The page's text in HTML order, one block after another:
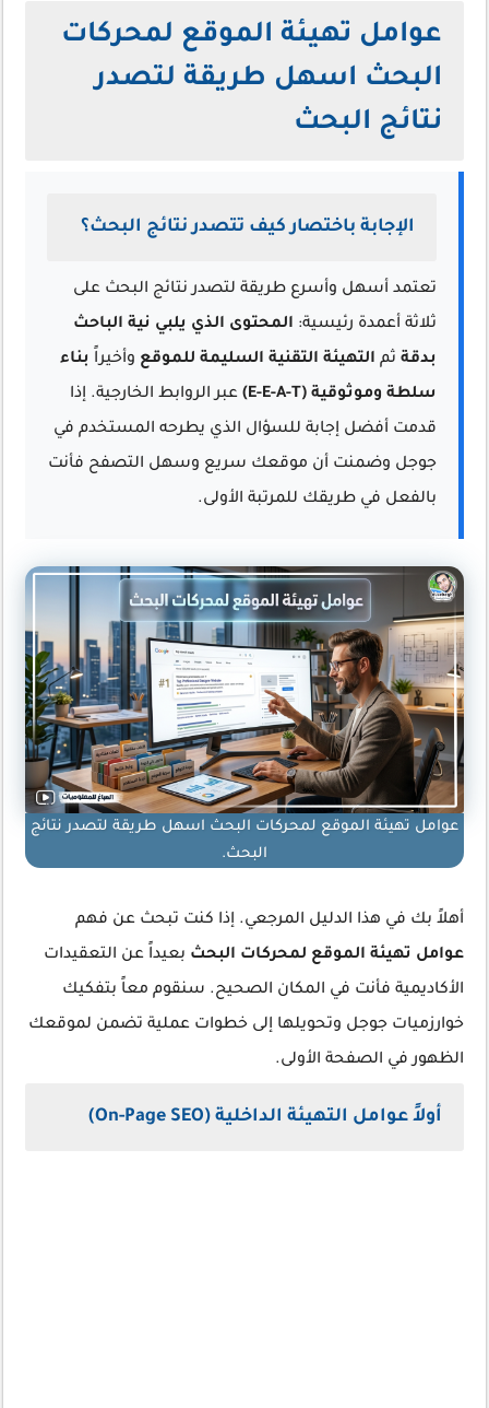
عوامل تهيئة الموقع لمحركات
البحث اسهل طريقة لتصدر
نتائج البحث
الإجابة باختصار كيف تتصدر نتائج البحث؟
تعتمد أسهل وأسرع طريقة لتصدر نتائج البحث على
ثلاثة أعمدة رئيسية: المحتوى الذي يلبي نية الباحث
بدقة ثم التهيئة التقنية السليمة للموقع وأخيراً بناء
سلطة وموثوقية (E-E-A-T)
عبر الروابط الخارجية. إذا
قدمت أفضل إجابة للسؤال الذي يطرحه المستخدم في
جوجل وضمنت أن موقعك سريع وسهل التصفح فأنت
بالفعل في طريقك للمرتبة الأولى.
عوامل تهيئة الموقع لمحركات البحث اسهل طريقة لتصدر نتائج
البحث.
أهلاً بك في هذا الدليل المرجعي. إذا كنت تبحث عن فهم
عوامل تهيئة الموقع لمحركات البحث بعيداً عن التعقيدات
الأكاديمية فأنت في المكان الصحيح. سنقوم معاً بتفكيك
خوارزميات جوجل وتحويلها إلى خطوات عملية تضمن لموقعك
الظهور في الصفحة الأولى.
أولاً عوامل التهيئة الداخلية (On-Page SEO)